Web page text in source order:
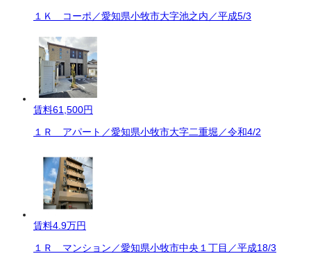
１Ｋ コーポ／愛知県小牧市大字池之内／平成5/3
賃料61,500円
１Ｒ アパート／愛知県小牧市大字二重堀／令和4/2
賃料4.9万円
１Ｒ マンション／愛知県小牧市中央１丁目／平成18/3